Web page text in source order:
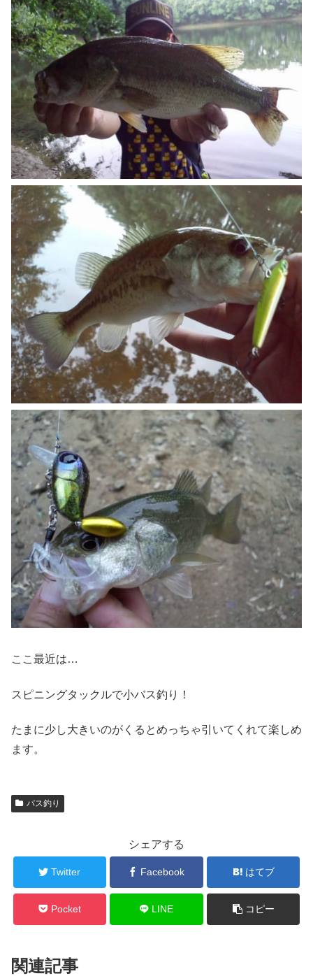
ここ最近は…
スピニングタックルで小バス釣り！
たまに少し大きいのがくるとめっちゃ引いてくれて楽しめ
ます。
バス釣り
シェアする
Twitter Facebook はてブ
Pocket LINE コピー
関連記事